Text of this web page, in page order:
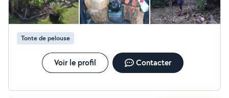
Tonte de pelouse
Voir le profil Contacter